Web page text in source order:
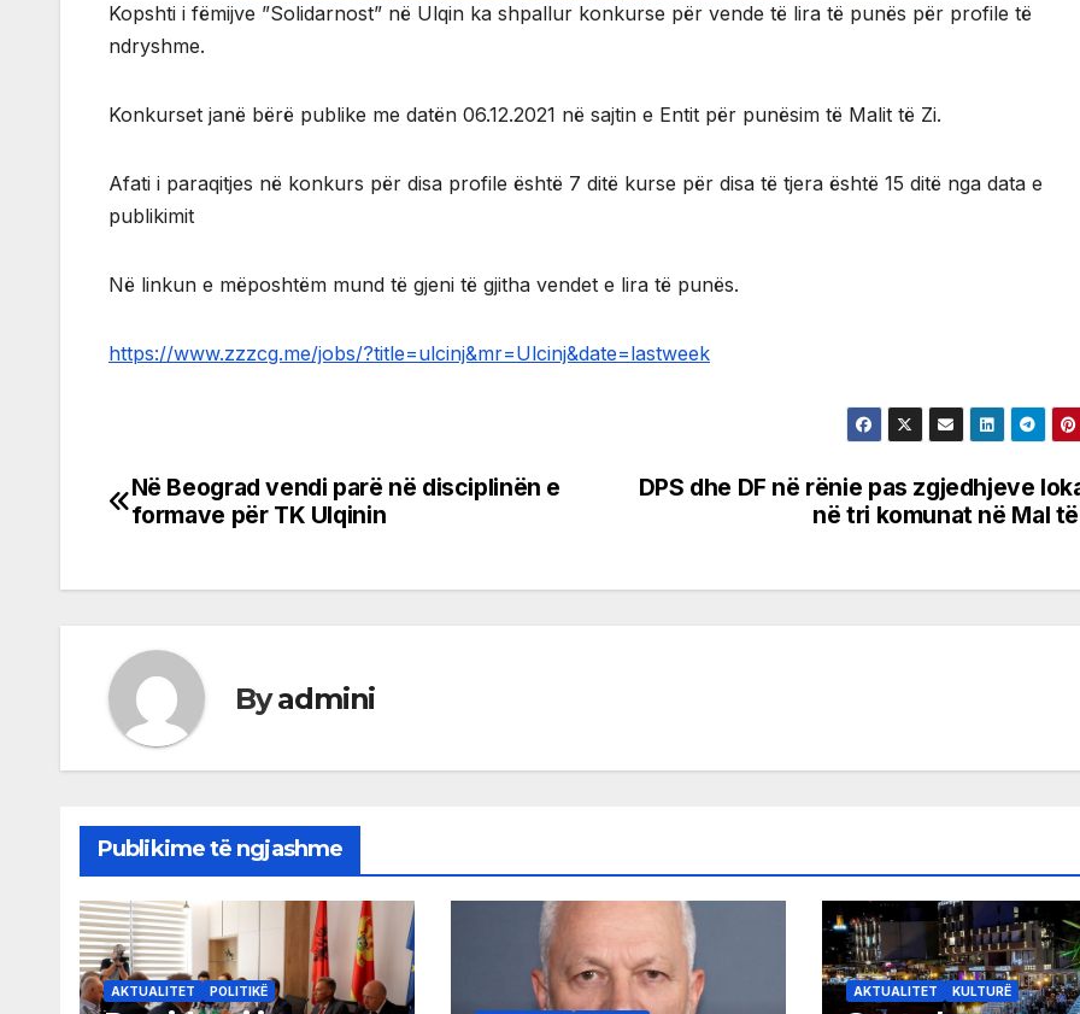
Kopshti i fëmijve ”Solidarnost” në Ulqin ka shpallur konkurse për vende të lira të punës për profile të
ndryshme.
Konkurset janë bërë publike me datën 06.12.2021 në sajtin e Entit për punësim të Malit të Zi.
Afati i paraqitjes në konkurs për disa profile është 7 ditë kurse për disa të tjera është 15 ditë nga data e
publikimit
Në linkun e mëposhtëm mund të gjeni të gjitha vendet e lira të punës.
https://www.zzzcg.me/jobs/?title=ulcinj&mr=Ulcinj&date=lastweek
Post
DPS dhe DF në rënie pas zgjedhjeve
në tri komunat në Mal
Në Beograd vendi parë në disciplinën e
formave për TK Ulqinin
Byadmini
Publikime të ngjashme
AKTUALITET POLITIKË AKTUALITET KULTURË